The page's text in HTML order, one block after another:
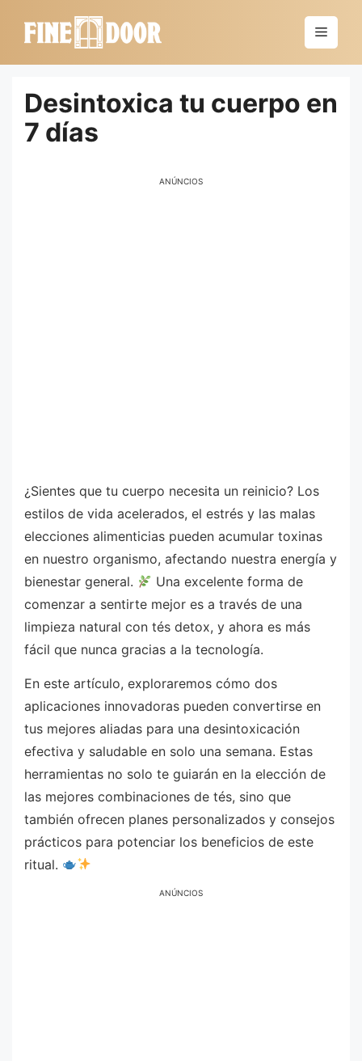
Menú
Desintoxica tu cuerpo en
7 días
ANÚNCIOS
¿Sientes que tu cuerpo necesita un reinicio? Los
estilos de vida acelerados, el estrés y las malas
elecciones alimenticias pueden acumular toxinas
en nuestro organismo, afectando nuestra energía y
bienestar general.
Una excelente forma de
comenzar a sentirte mejor es a través de una
limpieza natural con tés detox, y ahora es más
fácil que nunca gracias a la tecnología.
En este artículo, exploraremos cómo dos
aplicaciones innovadoras pueden convertirse en
tus mejores aliadas para una desintoxicación
efectiva y saludable en solo una semana. Estas
herramientas no solo te guiarán en la elección de
las mejores combinaciones de tés, sino que
también ofrecen planes personalizados y consejos
prácticos para potenciar los beneficios de este
ritual.
ANÚNCIOS